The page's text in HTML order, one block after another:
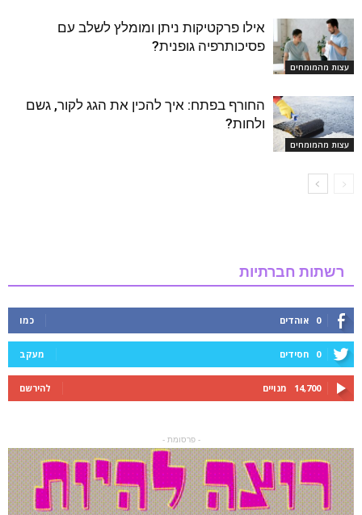
עצות מהמומחים
אילו פרקטיקות ניתן ומומלץ לשלב עם
פסיכותרפיה גופנית?
עצות מהמומחים
החורף בפתח: איך להכין את הגג לקור, גשם
ולחות?
רשתות חברתיות
0 אוהדים כמו
0 חסידים מעקב
14,700 מנויים להירשם
- פרסומת -